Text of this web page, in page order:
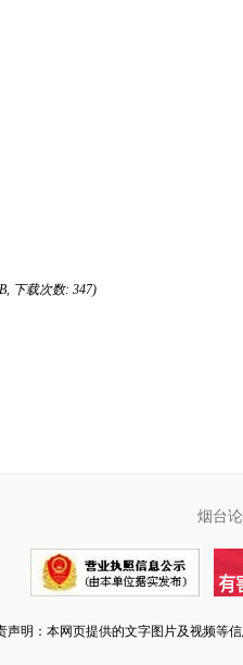
下载次数: 347)
烟台
声明：本网页提供的文字图片及视频等